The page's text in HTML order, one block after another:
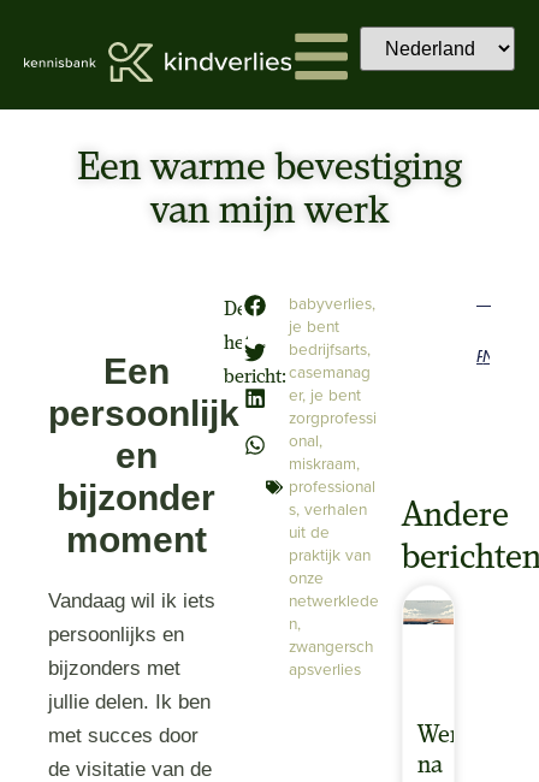
Een warme bevestiging
van mijn werk
Een
persoonlijk
en
bijzonder
moment
Vandaag wil ik iets
persoonlijks en
bijzonders met
jullie delen. Ik ben
met succes door
de visitatie van de
Deel
het
bericht:
babyverlies,
je bent
bedrijfsarts,
casemanag
er, je bent
zorgprofessi
onal,
miskraam,
professional
s, verhalen
uit de
praktijk van
onze
netwerklede
n,
zwangersch
apsverlies
Andere
Werken
na
Previous